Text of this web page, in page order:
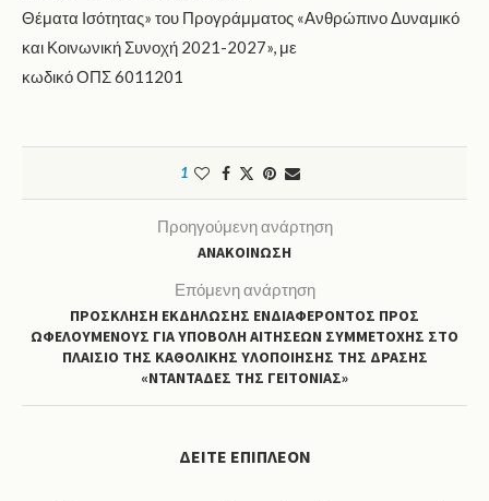
Θέματα Ισότητας» του Προγράμματος «Ανθρώπινο Δυναμικό
και Κοινωνική Συνοχή 2021-2027», με
κωδικό ΟΠΣ 6011201
1
Προηγούμενη ανάρτηση
ΑΝΑΚΟΙΝΩΣΗ
Επόμενη ανάρτηση
ΠΡΟΣΚΛΗΣΗ ΕΚΔΗΛΩΣΗΣ ΕΝΔΙΑΦΕΡΟΝΤΟΣ ΠΡΟΣ
ΩΦΕΛΟΥΜΕΝΟΥΣ ΓΙΑ ΥΠΟΒΟΛΗ ΑΙΤΗΣΕΩΝ ΣΥΜΜΕΤΟΧΗΣ ΣΤΟ
ΠΛΑΙΣΙΟ ΤΗΣ ΚΑΘΟΛΙΚΗΣ ΥΛΟΠΟΙΗΣΗΣ ΤΗΣ ΔΡΑΣΗΣ
«ΝΤΑΝΤΑΔΕΣ ΤΗΣ ΓΕΙΤΟΝΙΑΣ»
ΔΕΊΤΕ ΕΠΙΠΛΈΟΝ